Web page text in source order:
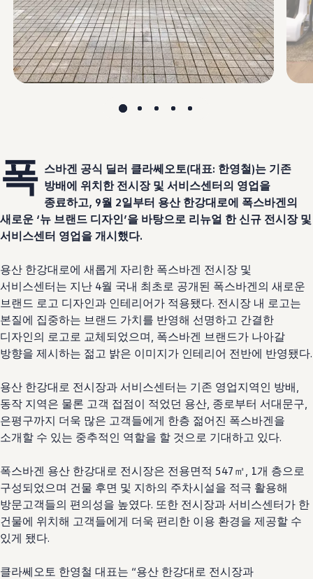
폭 스바겐 공식 딜러 클라쎄오토(대표: 한영철)는 기존
방배에 위치한 전시장 및 서비스센터의 영업을
종료하고, 9월 2일부터 용산 한강대로에 폭스바겐의
새로운 ‘뉴 브랜드 디자인’을 바탕으로 리뉴얼 한 신규 전시장 및
서비스센터 영업을 개시했다.
용산 한강대로에 새롭게 자리한 폭스바겐 전시장 및
서비스센터는 지난 4월 국내 최초로 공개된 폭스바겐의 새로운
브랜드 로고 디자인과 인테리어가 적용됐다. 전시장 내 로고는
본질에 집중하는 브랜드 가치를 반영해 선명하고 간결한
디자인의 로고로 교체되었으며, 폭스바겐 브랜드가 나아갈
방향을 제시하는 젊고 밝은 이미지가 인테리어 전반에 반영됐다.
용산 한강대로 전시장과 서비스센터는 기존 영업지역인 방배,
동작 지역은 물론 고객 접점이 적었던 용산, 종로부터 서대문구,
은평구까지 더욱 많은 고객들에게 한층 젊어진 폭스바겐을
소개할 수 있는 중추적인 역할을 할 것으로 기대하고 있다.
폭스바겐 용산 한강대로 전시장은 전용면적 547㎡, 1개 층으로
구성되었으며 건물 후면 및 지하의 주차시설을 적극 활용해
방문고객들의 편의성을 높였다. 또한 전시장과 서비스센터가 한
건물에 위치해 고객들에게 더욱 편리한 이용 환경을 제공할 수
있게 됐다.
클라쎄오토 한영철 대표는 “용산 한강대로 전시장과